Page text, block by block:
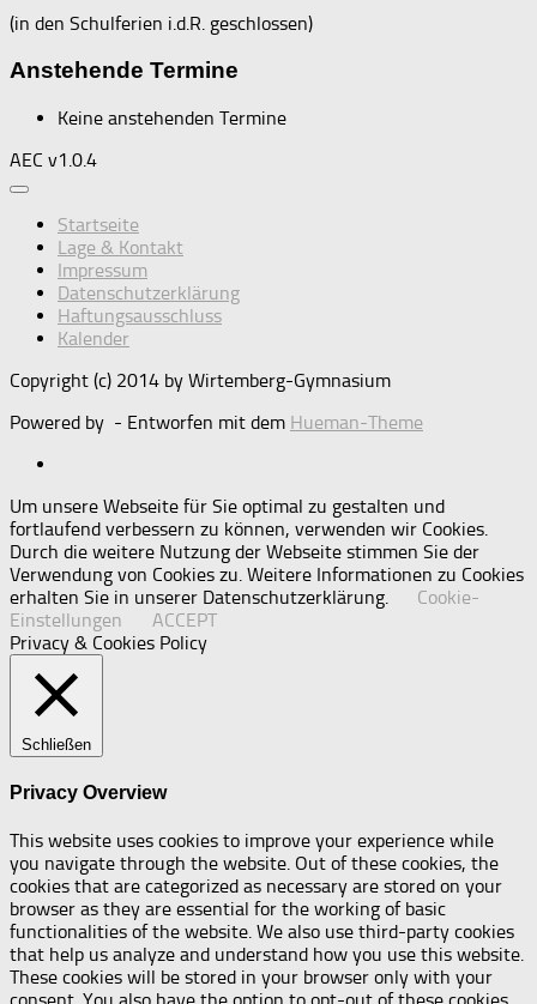
(in den Schulferien i.d.R. geschlossen)
Anstehende Termine
Keine anstehenden Termine
AEC v1.0.4
Startseite
Lage & Kontakt
Impressum
Datenschutzerklärung
Haftungsausschluss
Kalender
Copyright (c) 2014 by Wirtemberg-Gymnasium
Powered by - Entworfen mit dem Hueman-Theme
Um unsere Webseite für Sie optimal zu gestalten und
fortlaufend verbessern zu können, verwenden wir Cookies.
Durch die weitere Nutzung der Webseite stimmen Sie der
Verwendung von Cookies zu. Weitere Informationen zu Cookies
erhalten Sie in unserer Datenschutzerklärung.
Cookie-
Einstellungen
ACCEPT
Privacy & Cookies Policy
Schließen
Privacy Overview
This website uses cookies to improve your experience while
you navigate through the website. Out of these cookies, the
cookies that are categorized as necessary are stored on your
browser as they are essential for the working of basic
functionalities of the website. We also use third-party cookies
that help us analyze and understand how you use this website.
These cookies will be stored in your browser only with your